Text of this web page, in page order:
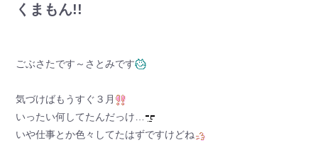
くまもん!!
ごぶさたです～さとみです
気づけばもうすぐ３月
いったい何してたんだっけ…
いや仕事とか色々してたはずですけどね